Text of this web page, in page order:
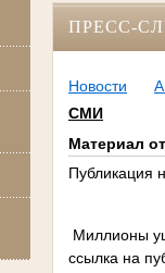
ПРЕСС-
Новости
СМИ
Материал
Публикация
Миллионы
ссылка на